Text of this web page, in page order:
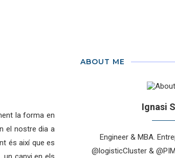
la forma en
el nostre dia a
és així que es
ABOUT ME
Ignasi
Engineer & MBA.
@logisticCluster &